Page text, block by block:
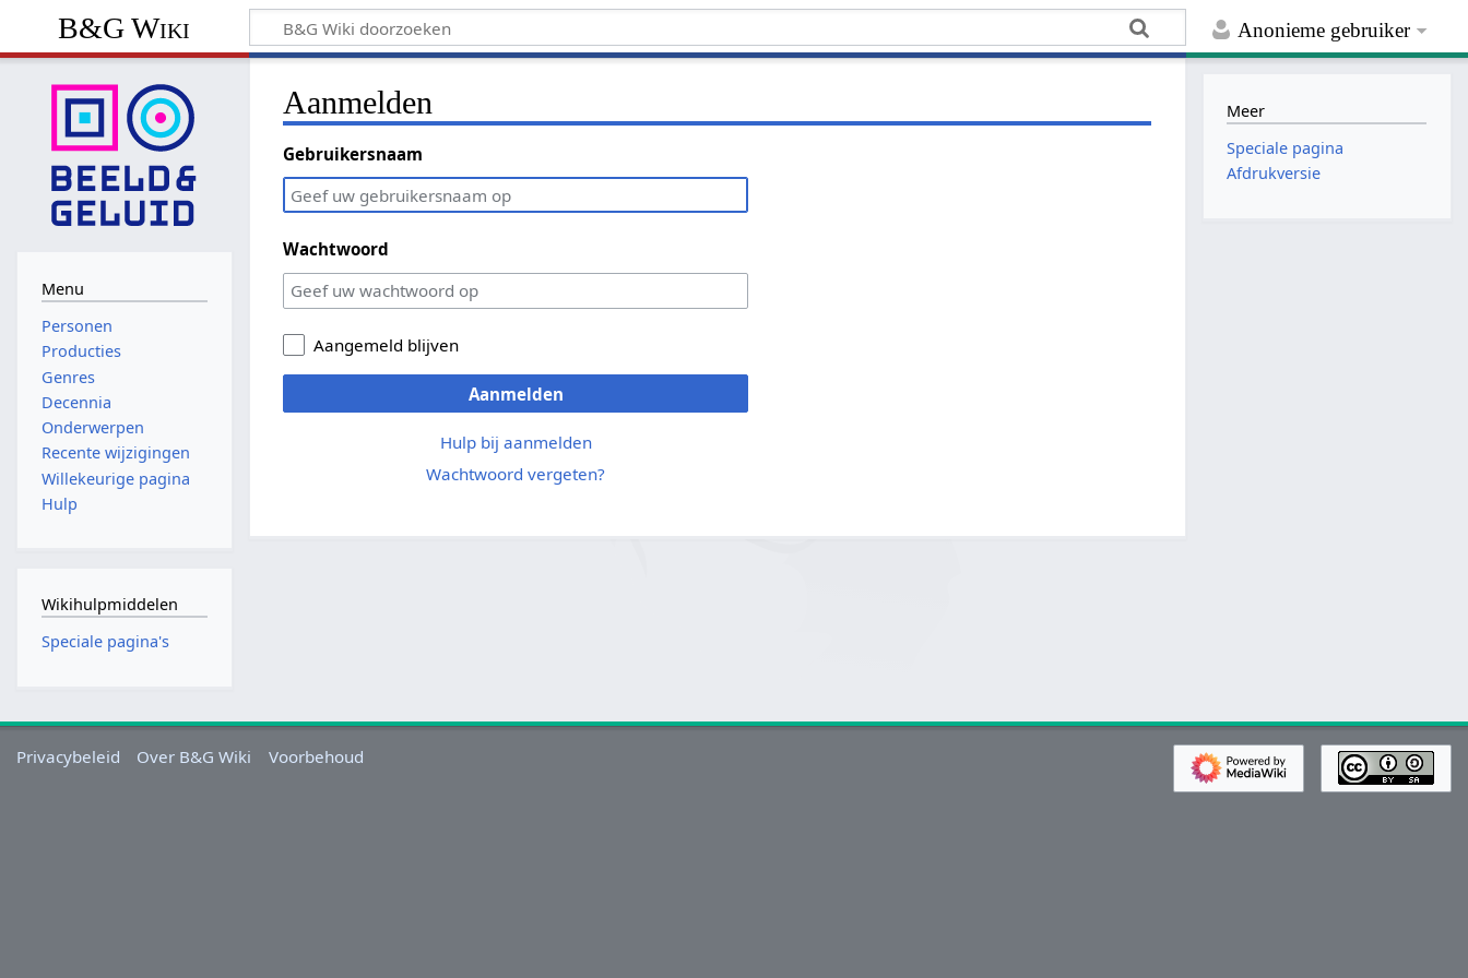
Anonieme gebruiker
B&G Wiki
Aanmelden
Gebruikersnaam
Wachtwoord
Aangemeld blijven
Aanmelden
Hulp bij aanmelden
Wachtwoord vergeten?
Menu
Personen
Producties
Genres
Decennia
Onderwerpen
Recente wijzigingen
Willekeurige pagina
Hulp
Wikihulpmiddelen
Speciale pagina's
Meer
Speciale pagina
Afdrukversie
Privacybeleid Over B&G Wiki Voorbehoud